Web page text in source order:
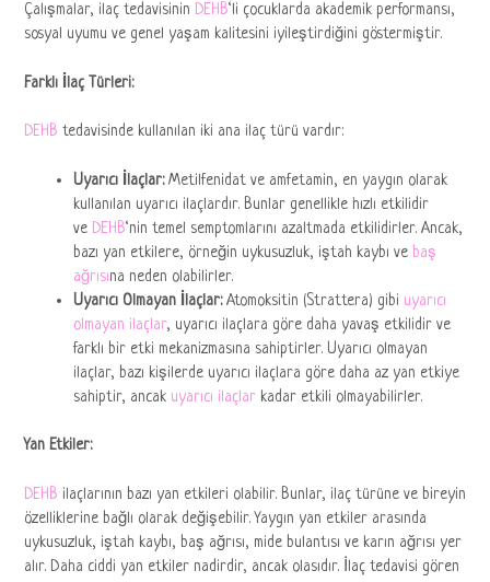
Çalışmalar, ilaç tedavisinin DEHB‘li çocuklarda akademik performansı,
sosyal uyumu ve genel yaşam kalitesini iyileştirdiğini göstermiştir.
Farklı İlaç Türleri:
DEHB tedavisinde kullanılan iki ana ilaç türü vardır:
Uyarıcı İlaçlar:Metilfenidat ve amfetamin, en yaygın olarak
kullanılan uyarıcı ilaçlardır. Bunlar genellikle hızlı etkilidir
ve DEHB‘nin temel semptomlarını azaltmada etkilidirler. Ancak,
bazı yan etkilere, örneğin uykusuzluk, iştah kaybı ve baş
ağrısına neden olabilirler.
Uyarıcı Olmayan İlaçlar:Atomoksitin (Strattera) gibi uyarıcı
olmayan ilaçlar, uyarıcı ilaçlara göre daha yavaş etkilidir ve
farklı bir etki mekanizmasına sahiptirler. Uyarıcı olmayan
ilaçlar, bazı kişilerde uyarıcı ilaçlara göre daha az yan etkiye
sahiptir, ancak uyarıcı ilaçlar kadar etkili olmayabilirler.
Yan Etkiler:
DEHB ilaçlarının bazı yan etkileri olabilir. Bunlar, ilaç türüne ve bireyin
özelliklerine bağlı olarak değişebilir. Yaygın yan etkiler arasında
uykusuzluk, iştah kaybı, baş ağrısı, mide bulantısı ve karın ağrısı yer
alır. Daha ciddi yan etkiler nadirdir, ancak olasıdır. İlaç tedavisi gören